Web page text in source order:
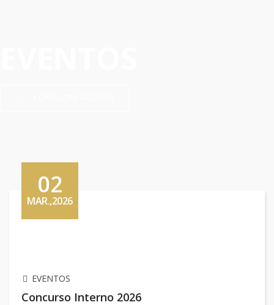
02
MAR.,2026
EVENTOS
Concurso Interno 2026